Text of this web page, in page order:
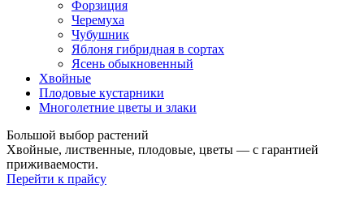
Форзиция
Черемуха
Чубушник
Яблоня гибридная в сортах
Ясень обыкновенный
Хвойные
Плодовые кустарники
Многолетние цветы и злаки
Большой выбор растений
Хвойные, лиственные, плодовые, цветы — с гарантией
приживаемости.
Перейти к прайсу